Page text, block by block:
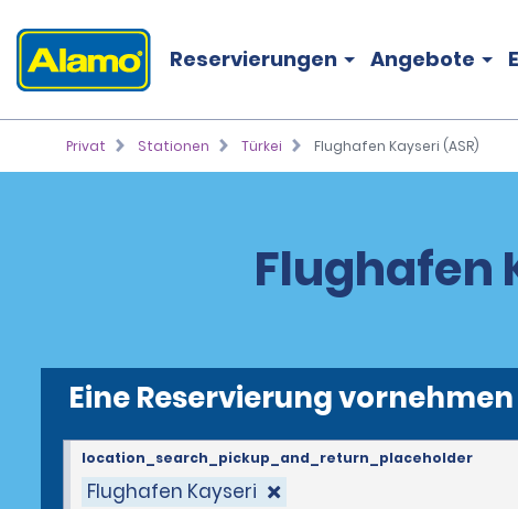
Reservierungen Angebote
Privat Stationen Türkei Flughafen Kayseri (ASR)
Flughafen
Eine Reservierung vornehmen
Flughafen Kayseri
location_search_pickup_and_return_placeholder